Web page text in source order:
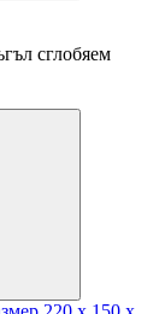
сглобяем